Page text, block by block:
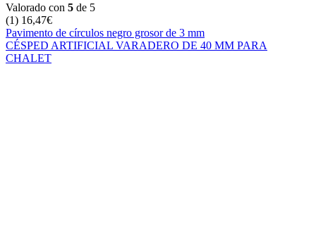
Valorado con 5 de 5
(1) 16,47€
Pavimento de círculos negro grosor de 3 mm
CÉSPED ARTIFICIAL VARADERO DE 40 MM PARA
CHALET